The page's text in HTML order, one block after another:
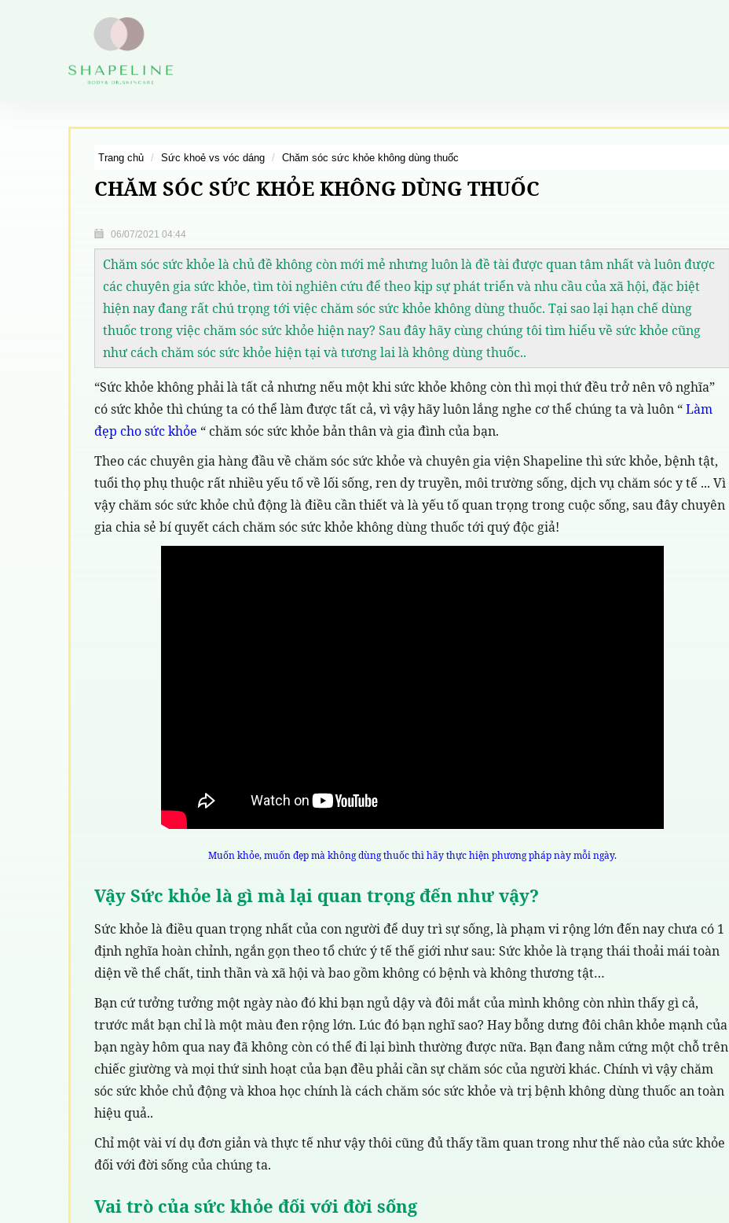
trang chủ sức khoẻ vs vóc dáng chăm sóc sức khỏe không dùng thuốc
CHĂM SÓC SỨC KHỎE KHÔNG DÙNG THUỐC
06/07/2021 04:44
Chăm sóc sức khỏe là chủ đề không còn mới mẻ nhưng luôn là đề tài được quan tâm nhất và luôn được
các chuyên gia sức khỏe, tìm tòi nghiên cứu để theo kịp sự phát triển và nhu cầu của xã hội, đặc biệt
hiện nay đang rất chú trọng tới việc chăm sóc sức khỏe không dùng thuốc. Tại sao lại hạn chế dùng
thuốc trong việc chăm sóc sức khỏe hiện nay? Sau đây hãy cùng chúng tôi tìm hiểu về sức khỏe cũng
như cách chăm sóc sức khỏe hiện tại và tương lai là không dùng thuốc..
“Sức khỏe không phải là tất cả nhưng nếu một khi sức khỏe không còn thì mọi thứ đều trở nên vô nghĩa”
có sức khỏe thì chúng ta có thể làm được tất cả, vì vậy hãy luôn lắng nghe cơ thể chúng ta và luôn “Làm
đẹp cho sức khỏe “ chăm sóc sức khỏe bản thân và gia đình của bạn.
Theo các chuyên gia hàng đầu về chăm sóc sức khỏe và chuyên gia viện Shapeline thì sức khỏe, bệnh tật,
tuổi thọ phụ thuộc rất nhiều yếu tố về lối sống, ren dy truyền, môi trường sống, dịch vụ chăm sóc y tế ... Vì
vậy chăm sóc sức khỏe chủ động là điều cần thiết và là yếu tố quan trọng trong cuộc sống, sau đây chuyên
gia chia sẻ bí quyết cách chăm sóc sức khỏe không dùng thuốc tới quý độc giả!
Muốn khỏe, muốn đẹp mà không dùng thuốc thì hãy thực hiện phương pháp này mỗi ngày.
Vậy Sức khỏe là gì mà lại quan trọng đến như vậy?
Sức khỏe là điều quan trọng nhất của con người để duy trì sự sống, là phạm vi rộng lớn đến nay chưa có 1
định nghĩa hoàn chỉnh, ngắn gọn theo tổ chức ý tế thế giới như sau: Sức khỏe là trạng thái thoải mái toàn
diện về thể chất, tinh thần và xã hội và bao gồm không có bệnh và không thương tật…
Bạn cứ tưởng tưởng một ngày nào đó khi bạn ngủ dậy và đôi mắt của mình không còn nhìn thấy gì cả,
trước mắt bạn chỉ là một màu đen rộng lớn. Lúc đó bạn nghĩ sao? Hay bỗng dưng đôi chân khỏe mạnh của
bạn ngày hôm qua nay đã không còn có thể đi lại bình thường được nữa. Bạn đang nằm cứng một chỗ trên
chiếc giường và mọi thứ sinh hoạt của bạn đều phải cần sự chăm sóc của người khác. Chính vì vậy chăm
sóc sức khỏe chủ động và khoa học chính là cách chăm sóc sức khỏe và trị bệnh không dùng thuốc an toàn
hiệu quả..
Chỉ một vài ví dụ đơn giản và thực tế như vậy thôi cũng đủ thấy tầm quan trong như thế nào của sức khỏe
đối với đời sống của chúng ta.
Vai trò của sức khỏe đối với đời sống